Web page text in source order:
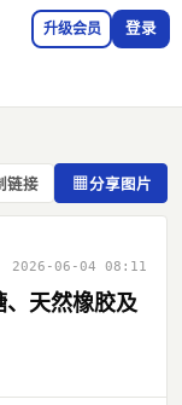
升级会员 登录
链接 ▦分享图片
2026-06-04 08:11
天然橡胶及